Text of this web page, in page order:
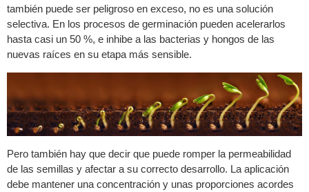
también puede ser peligroso en exceso, no es una solución
selectiva. En los procesos de germinación pueden acelerarlos
hasta casi un 50 %, e inhibe a las bacterias y hongos de las
nuevas raíces en su etapa más sensible.
Pero también hay que decir que puede romper la permeabilidad
de las semillas y afectar a su correcto desarrollo. La aplicación
debe mantener una concentración y unas proporciones acordes